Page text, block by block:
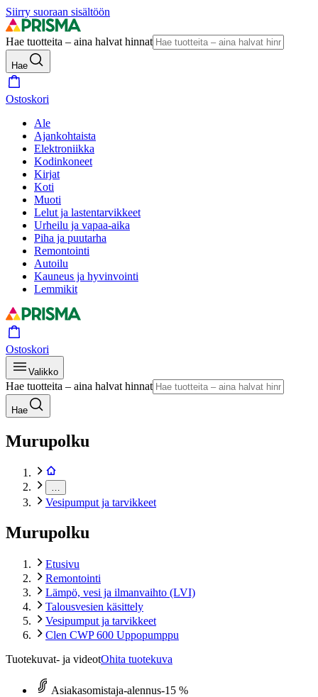
Siirry suoraan sisältöön
Hae tuotteita – aina halvat hinnat
Hae
Ostoskori
Ale
Ajankohtaista
Elektroniikka
Kodinkoneet
Kirjat
Koti
Muoti
Lelut ja lastentarvikkeet
Urheilu ja vapaa-aika
Piha ja puutarha
Remontointi
Autoilu
Kauneus ja hyvinvointi
Lemmikit
Ostoskori
Valikko
Hae tuotteita – aina halvat hinnat
Hae
Murupolku
Vesipumput ja tarvikkeet
Murupolku
Etusivu
Remontointi
Lämpö, vesi ja ilmanvaihto (LVI)
Talousvesien käsittely
Vesipumput ja tarvikkeet
Clen CWP 600 Uppopumppu
Tuotekuvat- ja videotOhita tuotekuva
Asiakasomistaja-alennus-15 %